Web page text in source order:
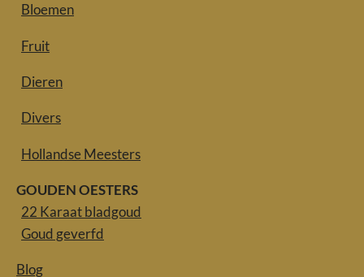
Bloemen
Fruit
Dieren
Divers
Hollandse Meesters
GOUDEN OESTERS
22 Karaat bladgoud
Goud geverfd
Blog